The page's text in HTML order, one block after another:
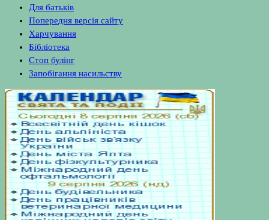
Для батьків
Попередня версія сайту
Харчування
Бібліотека
Стоп булінг
Запобігання насильству